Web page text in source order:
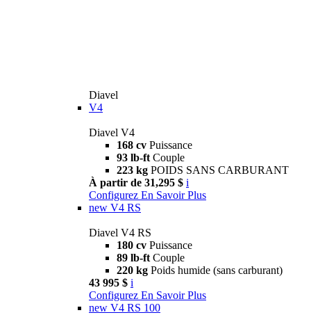
Diavel
V4
Diavel V4
168 cv Puissance
93 lb-ft Couple
223 kg POIDS SANS CARBURANT
À partir de 31,295 $ i
Configurez En Savoir Plus
new V4 RS
Diavel V4 RS
180 cv Puissance
89 lb-ft Couple
220 kg Poids humide (sans carburant)
43 995 $ i
Configurez En Savoir Plus
new V4 RS 100